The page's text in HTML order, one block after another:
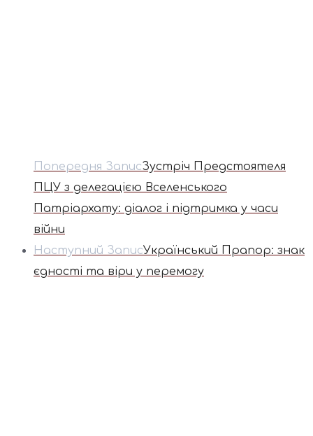
Попередня ЗаписЗустріч Предстоятеля
ПЦУ з делегацією Вселенського
Патріархату: діалог і підтримка у часи
війни
Наступний ЗаписУкраїнський Прапор: знак
єдності та віри у перемогу